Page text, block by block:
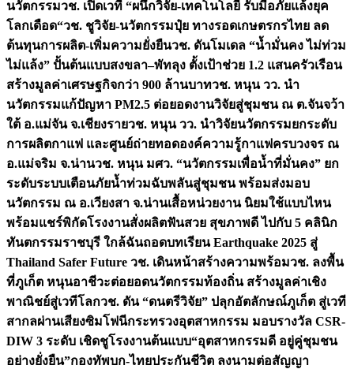
นวัตกรรมวช. เปิดเวที “ผนึกวิจัย-เทคโนโลยี รับมือภัยแล้งยุค
โลกเดือด“วช. ชูวิจัย-นวัตกรรมปุ๋ย ทางรอดเกษตรกรไทย ลด
ต้นทุนการผลิต-เพิ่มความยั่งยืนวช. ดันโมเดล “น้ำมั่นคง ไม่ท่วม
ไม่แล้ง” ปั้นต้นแบบสงขลา–พัทลุง ตั้งเป้าช่วย 1.2 แสนครัวเรือน
สร้างมูลค่าเศรษฐกิจกว่า 900 ล้านบาทวช. หนุน วว. นำ
นวัตกรรมแก้ปัญหา PM2.5 ต่อยอดงานวิจัยสู่ชุมชน ณ ต.จันจว้า
ใต้ อ.แม่จัน จ.เชียงรายวช. หนุน วว. นำวิจัยนวัตกรรมยกระดับ
การผลิตกาแฟ และศูนย์ถ่ายทอดองค์ความรู้กาแฟครบวงจร ณ
อ.แม่จริม จ.น่านวช. หนุน มศว. “นวัตกรรมเพื่อน้ำที่มั่นคง” ยก
ระดับระบบเตือนภัยน้ำท่วมฉับพลันสู่ชุมชน พร้อมส่งมอบ
นวัตกรรม ณ อ.เวียงสา จ.น่านเสื้อหน่วยงาน นิยมใช้แบบไหน
พร้อมแชร์พิกัดโรงงานสั่งผลิตฟันสวย สุขภาพดี ไปกับ 5 คลินิก
ทันตกรรมราชบุรี ใกล้ฉันถอดบทเรียน Earthquake 2025 สู่
Thailand Safer Future วช. เดินหน้าสร้างความพร้อมวช. ลงพื้น
ที่ภูเก็ต หนุนอาชีวะต่อยอดนวัตกรรมท้องถิ่น สร้างมูลค่าเชิง
พาณิชย์สู่เวทีโลกวช. ดัน “ดนตรีวิจัย” ปลุกอัตลักษณ์ภูเก็ต สู่เวที
สากลผ่านเสียงซิมโฟนีกระทรวงอุตสาหกรรม มอบรางวัล CSR-
DIW 3 ระดับ เชิดชูโรงงานต้นแบบ“อุตสาหกรรมดี อยู่คู่ชุมชน
อย่างยั่งยืน”กองทัพบก-ไทยประกันชีวิต ลงนามต่อสัญญา